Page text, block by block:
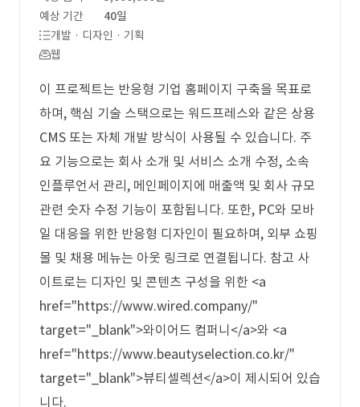
예상 기간
40일
개발 · 디자인 · 기획
웹
이 프로젝트는 반응형 기업 홈페이지 구축을 목표로
하며, 핵심 기술 스택으로는 워드프레스와 같은 상용
CMS 또는 자체 개발 방식이 사용될 수 있습니다. 주
요 기능으로는 회사 소개 및 서비스 소개 수정, 소속
인플루언서 관리, 메인페이지에 매출액 및 회사 규모
관련 숫자 수정 기능이 포함됩니다. 또한, PC와 모바
일 대응을 위한 반응형 디자인이 필요하며, 외부 쇼핑
몰 및 채용 메뉴는 아웃 링크로 연결됩니다. 참고 사
이트로는 디자인 및 콘텐츠 구성을 위한 <a
href="https://www.wired.company/"
target="_blank">와이어드 컴퍼니</a>와 <a
href="https://www.beautyselection.co.kr/"
target="_blank">뷰티셀렉션</a>이 제시되어 있습
니다.